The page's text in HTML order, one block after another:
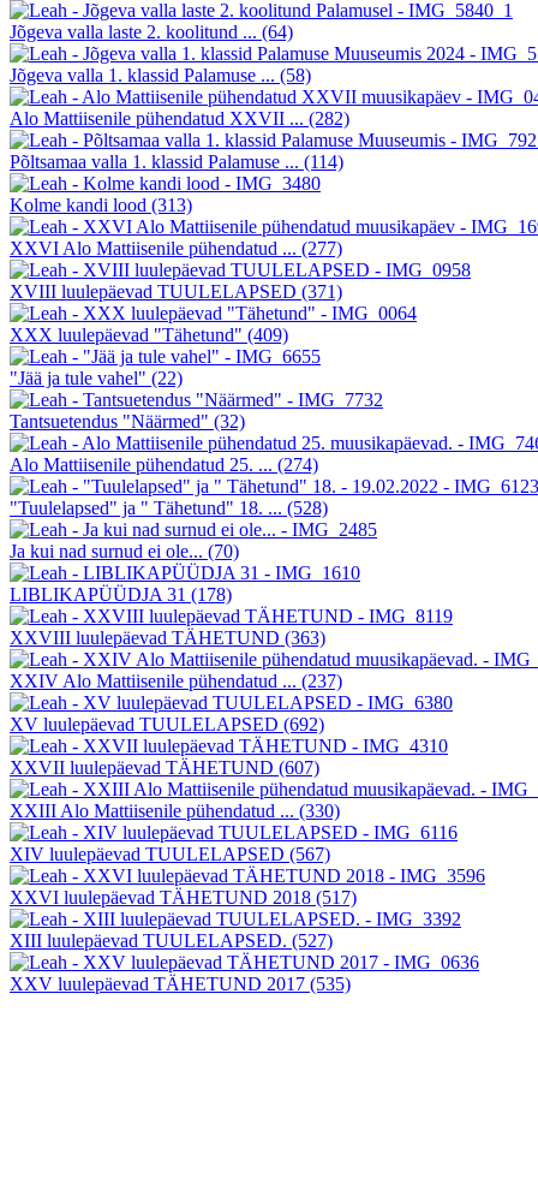
Jõgeva valla laste 2. koolitund ... (64)
Jõgeva valla 1. klassid Palamuse ... (58)
Alo Mattiisenile pühendatud XXVII ... (282)
Põltsamaa valla 1. klassid Palamuse ... (114)
Kolme kandi lood (313)
XXVI Alo Mattiisenile pühendatud ... (277)
XVIII luulepäevad TUULELAPSED (371)
XXX luulepäevad "Tähetund" (409)
"Jää ja tule vahel" (22)
Tantsuetendus "Näärmed" (32)
Alo Mattiisenile pühendatud 25. ... (274)
"Tuulelapsed" ja " Tähetund" 18. ... (528)
Ja kui nad surnud ei ole... (70)
LIBLIKAPÜÜDJA 31 (178)
XXVIII luulepäevad TÄHETUND (363)
XXIV Alo Mattiisenile pühendatud ... (237)
XV luulepäevad TUULELAPSED (692)
XXVII luulepäevad TÄHETUND (607)
XXIII Alo Mattiisenile pühendatud ... (330)
XIV luulepäevad TUULELAPSED (567)
XXVI luulepäevad TÄHETUND 2018 (517)
XIII luulepäevad TUULELAPSED. (527)
XXV luulepäevad TÄHETUND 2017 (535)